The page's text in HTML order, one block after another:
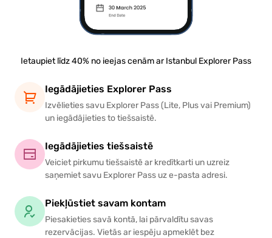
Ietaupiet līdz 40% no ieejas cenām ar Istanbul Explorer Pass
Iegādājieties Explorer Pass
Izvēlieties savu Explorer Pass (Lite, Plus vai Premium)
un iegādājieties to tiešsaistē.
Iegādājieties tiešsaistē
Veiciet pirkumu tiešsaistē ar kredītkarti un uzreiz
saņemiet savu Explorer Pass uz e-pasta adresi.
Piekļūstiet savam kontam
Piesakieties savā kontā, lai pārvaldītu savas
rezervācijas. Vietās ar iespēju apmeklēt bez